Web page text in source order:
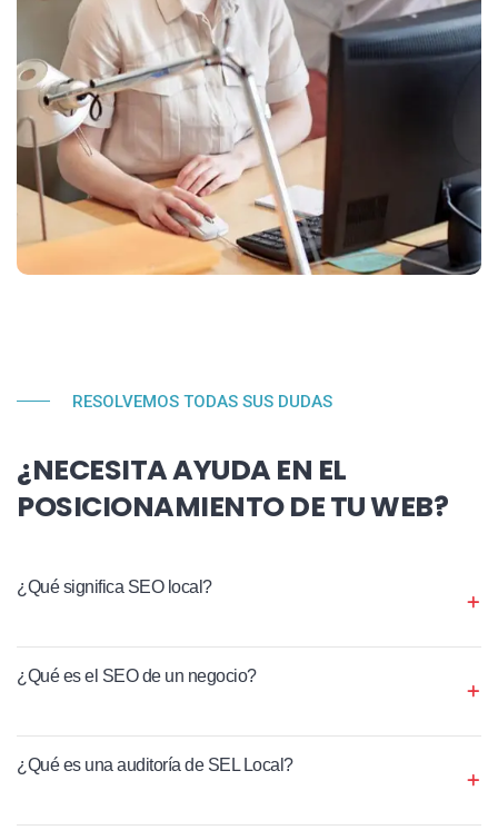
RESOLVEMOS TODAS SUS DUDAS
¿NECESITA AYUDA EN EL
POSICIONAMIENTO DE TU WEB?
¿Qué significa SEO local?
¿Qué es el SEO de un negocio?
¿Qué es una auditoría de SEL Local?